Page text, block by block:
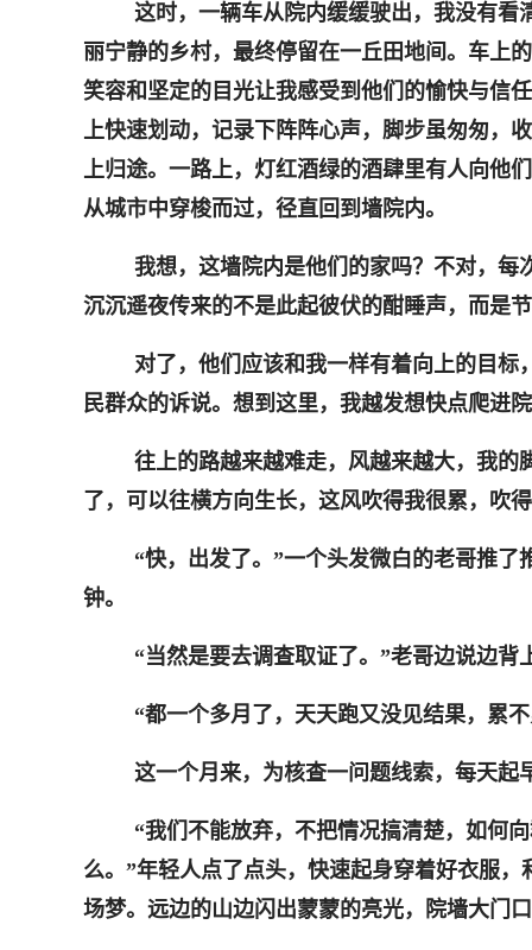
这时，一辆车从院内缓缓驶出，我没有
丽宁静的乡村，最终停留在一丘田地间。车上
笑容和坚定的目光让我感受到他们的愉快与信
上快速划动，记录下阵阵心声，脚步虽匆匆，
上归途。一路上，灯红酒绿的酒肆里有人向他
从城市中穿梭而过，径直回到墙院内。
我想，这墙院内是他们的家吗？不对，
沉沉遥夜传来的不是此起彼伏的酣睡声，而是
对了，他们应该和我一样有着向上的目
民群众的诉说。想到这里，我越发想快点爬进
往上的路越来越难走，风越来越大，我
了，可以往横方向生长，这风吹得我很累，
“快，出发了。”一个头发微白的老哥推了
钟。
“当然是要去调查取证了。”老哥边说边背
“都一个多月了，天天跑又没见结果，累
这一个月来，为核查一问题线索，每天
“我们不能放弃，不把情况搞清楚，如何
么。”年轻人点了点头，快速起身穿着好衣服，
场梦。远边的山边闪出蒙蒙的亮光，院墙大门